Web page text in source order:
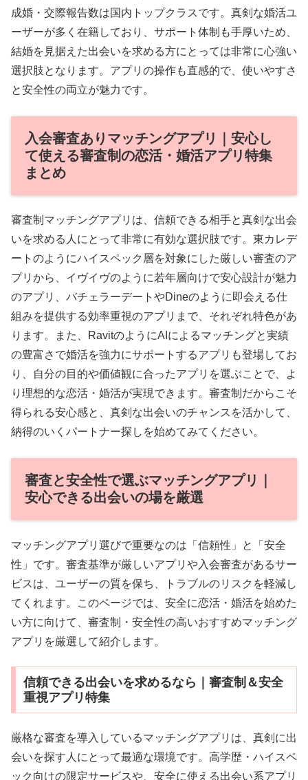
成婚・交際報告数は国内トップクラスです。真剣な婚活ユ
ーザーが多く在籍しており、サポート体制も手厚いため、
結婚を見据えた出会いを求める方にとっては非常に心強い
選択肢となります。アプリの操作も直感的で、使いやすさ
と安全性の両立が魅力です。
入会審査ありマッチングアプリ｜安心し
て使える審査制の恋活・婚活アプリ特集
まとめ
審査制マッチングアプリは、信頼できる相手と真剣な出会
いを求める人にとって非常に有効な選択肢です。東カレデ
ートのようにハイスペック層を対象にした厳しい審査のア
プリから、イヴイヴのように若年層向けで安心設計が魅力
のアプリ、バチェラーデートやDineのように即会える仕
組みを提供する効率重視のアプリまで、それぞれ特色があ
ります。また、RavitのようにAIによるマッチングと実績
の豊富さで婚活を強力にサポートするアプリも登場してお
り、自分の目的や価値観に合ったアプリを選ぶことで、よ
り理想的な恋活・婚活が実現できます。審査制だからこそ
得られる安心感と、真剣な出会いのチャンスを活かして、
納得のいくパートナー探しを始めてみてください。
審査と安全性で選ぶマッチングアプリ｜
安心できる出会いの場を厳選
マッチングアプリ選びで重要なのは「信頼性」と「安全
性」です。審査基準が厳しいアプリや入会審査があるサー
ビスは、ユーザーの質を保ち、トラブルのリスクを軽減し
てくれます。このページでは、安全に恋活・婚活を始めた
い方に向けて、審査制・安全性の高いおすすめマッチング
アプリを厳選して紹介します。
信頼できる出会いを求めるなら｜審査制＆安全
重視アプリ特集
厳格な審査を導入しているマッチングアプリは、真剣に出
会いを探す人にとって最適な環境です。高学歴・ハイスペ
ック向けの限定サービスや、安全に使える出会い系アプリ